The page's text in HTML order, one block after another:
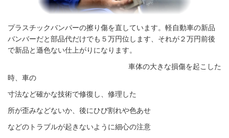
プラスチックバンパーの擦り傷を直しています。軽自動車の新品
バンバーだと部品代だけでも５万円位します、それが２万円前後
で新品と遜色ない仕上がりになります。
車体の大きな損傷を起こした
時、車の
寸法など確かな技術で修復し、修理した
所が歪みなどないか、後にひび割れや色あせ
などのトラブルが起きないように細心の注意